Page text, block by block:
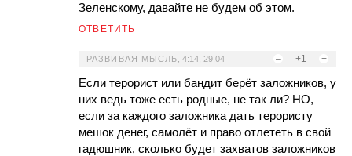
Зеленскому, давайте не будем об этом.
ОТВЕТИТЬ
– +1 +
РАЗВИВАЯ МЫСЛЬ ,4:14, 29.04
Если терорист или бандит берёт заложников, у
них ведь тоже есть родные, не так ли? НО,
если за каждого заложника дать терористу
мешок денег, самолёт и право отлететь в свой
гадюшник, сколько будет захватов заложников